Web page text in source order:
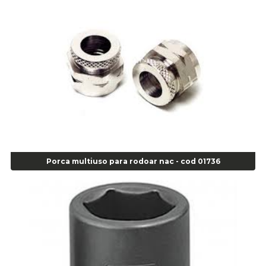
Alicate para Anéis Externos com Bico Curvo - Gedore A21 - Cod 00895
Alicate para Anéis Internos Bico Curvo - Gedore J21 - Cod 00893
Alicate para Anéis Tipo Trava Câmbio 8134 Gedore - Cod 02008
Alicate para Balanceamento - Cod 03078
Alicate para trava de cambio 398 11" - Corneta - Cod 03113
Anel Centralizador Fiat 4 pçs - Amarelo - Cod 00517
Anel Centralizador Ford 4pçs - Verde - Cod 00518
Anel Centralizador GM 4 pçs - Azul - Cod 00519
Anel Centralizador Honda 4 pçs - Vermelho - Cod 01465
Anel Centralizador Peugeot 4pçs - Branco - Cod 01466
Anel Centralizador Renault 4pçs - Marrom - Cod 01467
Porca multiuso para rodoar nac - cod 01736